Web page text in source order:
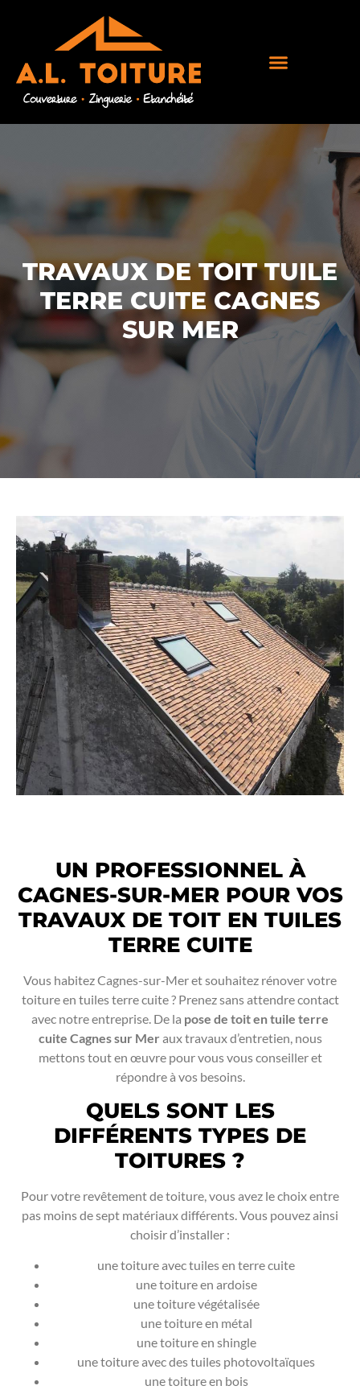
TRAVAUX DE TOIT TUILE
TERRE CUITE CAGNES
SUR MER
UN PROFESSIONNEL À
CAGNES-SUR-MER POUR VOS
TRAVAUX DE TOIT EN TUILES
TERRE CUITE
Vous habitez Cagnes-sur-Mer et souhaitez rénover votre
toiture en tuiles terre cuite ? Prenez sans attendre contact
avec notre entreprise. De la pose de toit en tuile terre
cuite Cagnes sur Mer aux travaux d’entretien, nous
mettons tout en œuvre pour vous vous conseiller et
répondre à vos besoins.
QUELS SONT LES
DIFFÉRENTS TYPES DE
TOITURES ?
Pour votre revêtement de toiture, vous avez le choix entre
pas moins de sept matériaux différents. Vous pouvez ainsi
choisir d’installer :
une toiture avec tuiles en terre cuite
une toiture en ardoise
une toiture végétalisée
une toiture en métal
une toiture en shingle
une toiture avec des tuiles photovoltaïques
une toiture en bois